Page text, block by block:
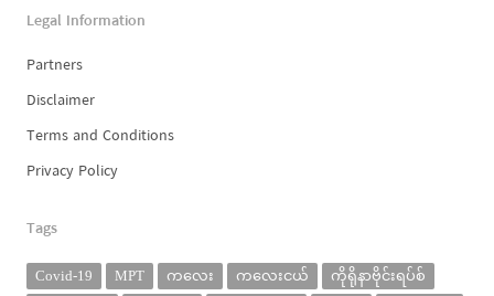
Legal Information
Partners
Disclaimer
Terms and Conditions
Privacy Policy
Tags
Covid-19 MPT ကလေး ကလေးငယ်
ကိုရိုနာဗိုင်းရပ်စ်